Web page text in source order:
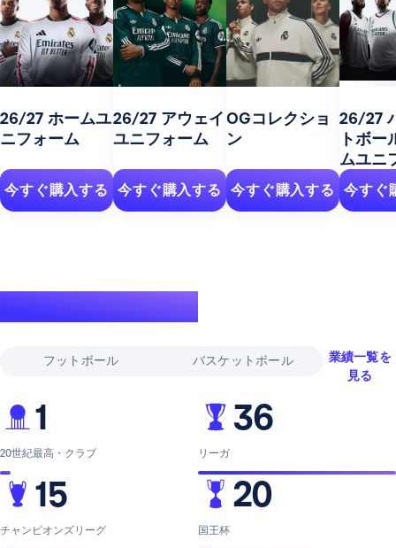
26/27 ホームユ
ニフォーム
今すぐ購入する
26/27 アウェイ
ユニフォーム
今すぐ購入する
OGコレクショ
ン
今すぐ購入する
26/27
トボー
ムユニ
今すぐ
伝説的な実績
フットボール バスケットボール
業績一覧を
見る
1
20世紀最高・クラブ
15
チャンピオンズリーグ
36
リーガ
20
国王杯